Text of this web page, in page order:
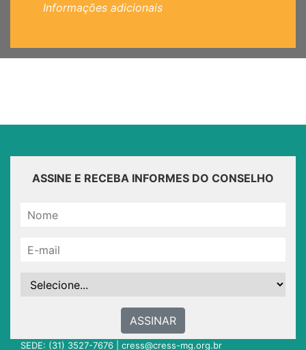
Informações adicionais
ASSINE E RECEBA INFORMES DO CONSELHO
ASSINAR
SEDE: (31) 3527-7676 | cress@cress-mg.org.br